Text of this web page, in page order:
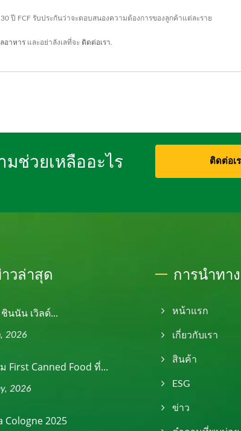
ปี FCF รับประกันว่าจะตอบสนองความต้องการของลูกค้าแต่ละราย
อาหาร และอย่าลังเลที่จะ ติดต่อเรา
ช่วยเหลืออะไร
ติดต่อเ
วล่าสุด
นนัน เวิลด์...
2026
First Canned Food ที่...
2026
Cologne 2025
การนำทาง
หน้าแรก
เกี่ยวกับเรา
สินค้า
ESG
ข่าว